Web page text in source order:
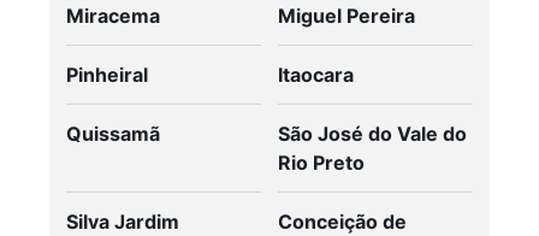
Miracema Miguel Pereira
Pinheiral Itaocara
Quissamã
São José do Vale do
Rio Preto
Silva Jardim
Conceição de